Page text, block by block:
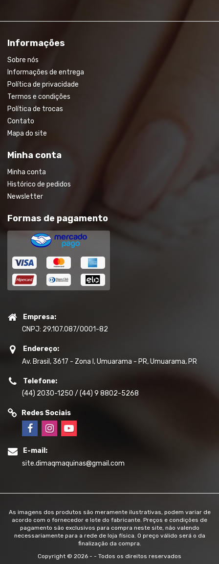
Informações
Sobre nós
Informações de entrega
Política de privacidade
Termos e condições
Política de trocas
Contato
Mapa do site
Minha conta
Minha conta
Histórico de pedidos
Newsletter
Formas de pagamento
Empresa:
CNPJ: 29.107.087/0001-82
Endereço:
Av. Brasil, 3617 - Zona I, Umuarama - PR, Umuarama, PR
Telefone:
(44) 2030-1250 / (44) 9 8802-5268
Redes Sociais
E-mail:
site.dimaqmaquinas@gmail.com
As imagens dos produtos são meramente ilustrativas, podem variar de
acordo com o fornecedor e lote do fabricante. Preços e condições de
pagamento são exclusivos para compra neste site, não valendo
necessariamente para a rede de loja física. O preço válido será o da
finalização da compra.
Copyright © 2026 - - Todos os direitos reservados